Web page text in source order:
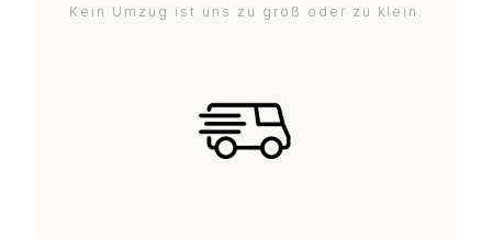
Kein Umzug ist uns zu groß oder zu klein.